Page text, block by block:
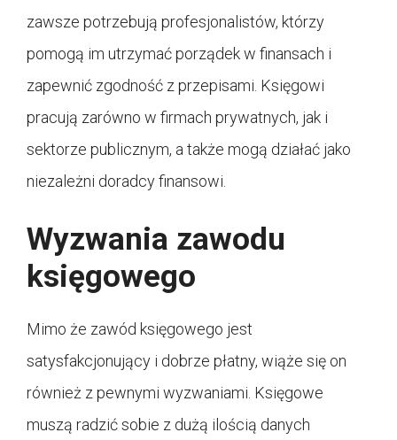
zawsze potrzebują profesjonalistów, którzy
pomogą im utrzymać porządek w finansach i
zapewnić zgodność z przepisami. Księgowi
pracują zarówno w firmach prywatnych, jak i
sektorze publicznym, a także mogą działać jako
niezależni doradcy finansowi.
Wyzwania zawodu
księgowego
Mimo że zawód księgowego jest
satysfakcjonujący i dobrze płatny, wiąże się on
również z pewnymi wyzwaniami. Księgowe
muszą radzić sobie z dużą ilością danych